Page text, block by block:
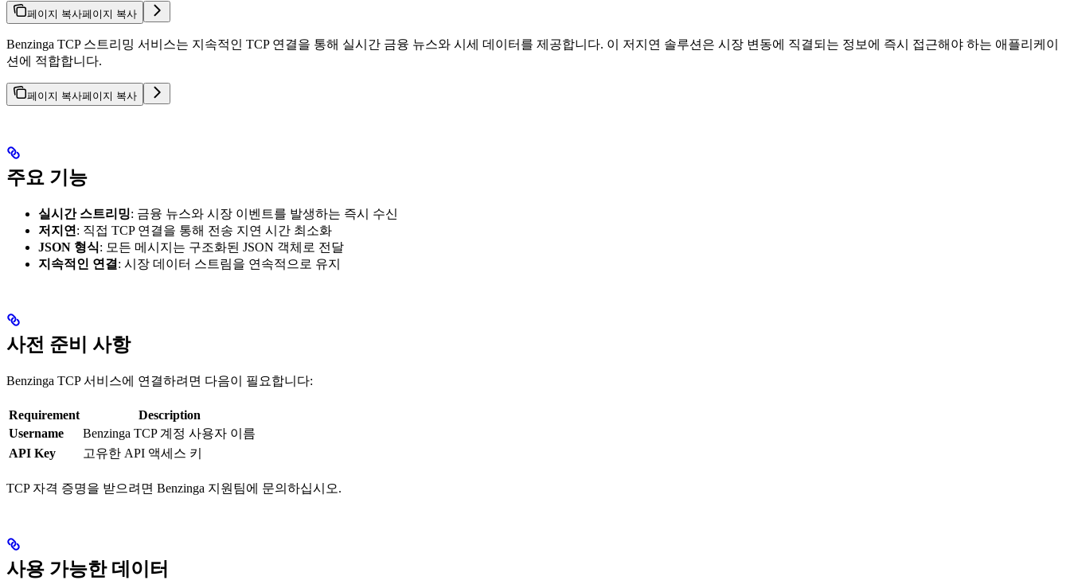
페이지 복사페이지 복사
Benzinga TCP 스트리밍 서비스는 지속적인 TCP 연결을 통해 실시간 금융 뉴스와 시세 데이터를 제공합니다. 이 저지연 솔루션은 시장 변동에 직결되는 정보에 즉시 접근해야 하는 애플리케이
션에 적합합니다.
페이지 복사페이지 복사
주요 기능
실시간 스트리밍: 금융 뉴스와 시장 이벤트를 발생하는 즉시 수신
저지연 : 직접 TCP 연결을 통해 전송 지연 시간 최소화
JSON 형식: 모든 메시지는 구조화된 JSON 객체로 전달
지속적인 연결 : 시장 데이터 스트림을 연속적으로 유지
사전 준비 사항
Benzinga TCP 서비스에 연결하려면 다음이 필요합니다:
Requirement
Description
Username
Benzinga TCP 계정 사용자 이름
API Key
고유한 API 액세스 키
TCP 자격 증명을 받으려면 Benzinga 지원팀에 문의하십시오.
사용 가능한 데이터